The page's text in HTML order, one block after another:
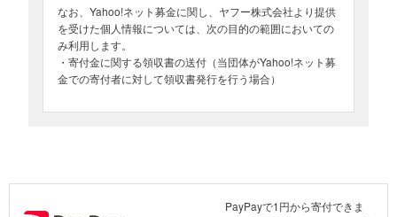
なお、Yahoo!ネット募金に関し、ヤフー株式会社より提供
を受けた個人情報については、次の目的の範囲においての
み利用します。
・寄付金に関する領収書の送付（当団体がYahoo!ネット募
金での寄付者に対して領収書発行を行う場合）
PayPayで1円から寄付できま